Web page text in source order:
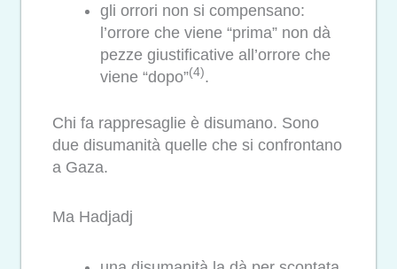
gli orrori non si compensano:
l’orrore che viene “prima” non dà
pezze giustificative all’orrore che
viene “dopo”(4).
Chi fa rappresaglie è disumano. Sono
due disumanità quelle che si confrontano
a Gaza.
Ma Hadjadj